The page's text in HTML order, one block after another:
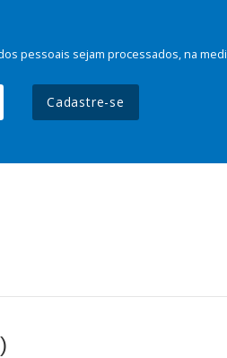
pessoais sejam processados, na
Cadastre-se